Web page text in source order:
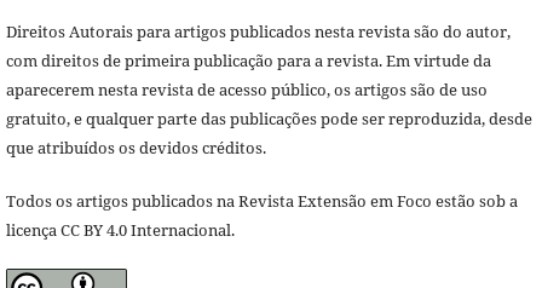
Direitos Autorais para artigos publicados nesta revista são do autor,
com direitos de primeira publicação para a revista. Em virtude da
aparecerem nesta revista de acesso público, os artigos são de uso
gratuito, e qualquer parte das publicações pode ser reproduzida, desde
que atribuídos os devidos créditos.
Todos os artigos publicados na Revista Extensão em Foco estão sob a
licença CC BY 4.0 Internacional.